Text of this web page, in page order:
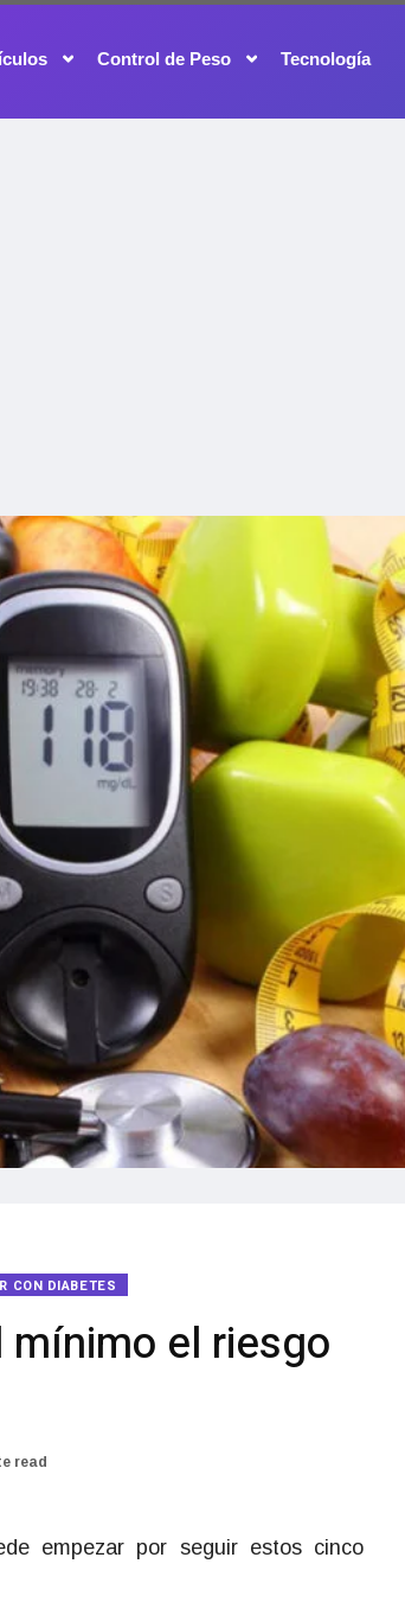
Control de Peso Tecnología
CON DIABETES
mínimo el riesgo
read
empezar por seguir estos cinco